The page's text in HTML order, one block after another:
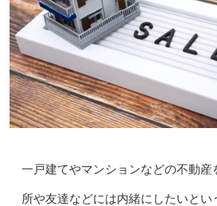
一戸建てやマンションなどの不動産
所や友達などには内緒にしたいと